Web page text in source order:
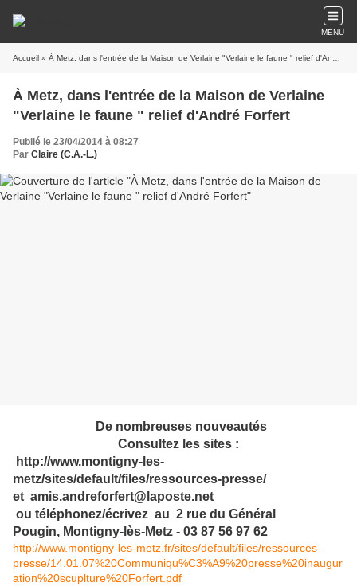
MENU
Accueil » À Metz, dans l'entrée de la Maison de Verlaine "Verlaine le faune " relief d'André Forfert
À Metz, dans l'entrée de la Maison de Verlaine
"Verlaine le faune " relief d'André Forfert
Publié le 23/04/2014 à 08:27
Par Claire (C.A.-L.)
De nombreuses nouveautés
Consultez les sites :
http://www.montigny-les-
metz/sites/default/files/ressources-presse/
et amis.andreforfert@laposte.net
ou téléphonez/écrivez au 2 rue du Général
Pougin, Montigny-lès-Metz - 03 87 56 97 62
http://www.montigny-les-metz.fr/sites/default/files/ressources-
presse/14.01.07%20Communiqu%C3%A9%20presse%20inaugur
ation%20scuplture%20Forfert.pdf